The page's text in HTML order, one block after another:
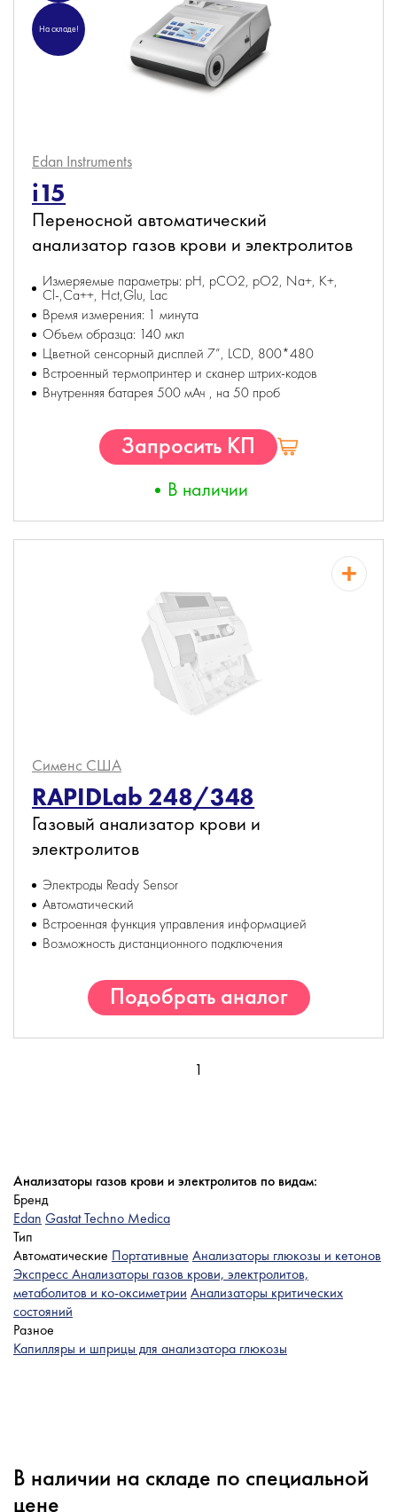
На складе!
Edan Instruments
i15
Переносной автоматический
анализатор газов крови и электролитов
Измеряемые параметры: pH, pCO2, pO2, Na+, K+,
Cl-,Ca++, Hct,Glu, Lac
Время измерения: 1 минута
Объем образца: 140 мкл
Цветной сенсорный дисплей 7”, LCD, 800*480
Встроенный термопринтер и сканер штрих-кодов
Внутренняя батарея 500 мАч , на 50 проб
Запросить КП
В наличии
Сименс США
RAPIDLab 248/348
Газовый анализатор крови и
электролитов
Электроды Ready Sensor
Автоматический
Встроенная функция управления информацией
Возможность дистанционного подключения
Подобрать аналог
1
Анализаторы газов крови и электролитов по видам:
Бренд
Edan Gastat Techno Medica
Тип
Автоматические Портативные Анализаторы глюкозы и кетонов
ЭкспрессАнализаторы газов крови, электролитов,
метаболитов и ко-оксиметрии Анализаторы критических
состояний
Разное
Капилляры и шприцы для анализатора глюкозы
В наличии на складе по специальной
цене